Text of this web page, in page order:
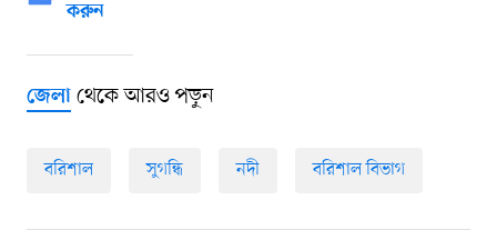
করুন
জেলাথেকে আরও পড়ুন
বরিশাল সুগন্ধি নদী বরিশাল বিভাগ